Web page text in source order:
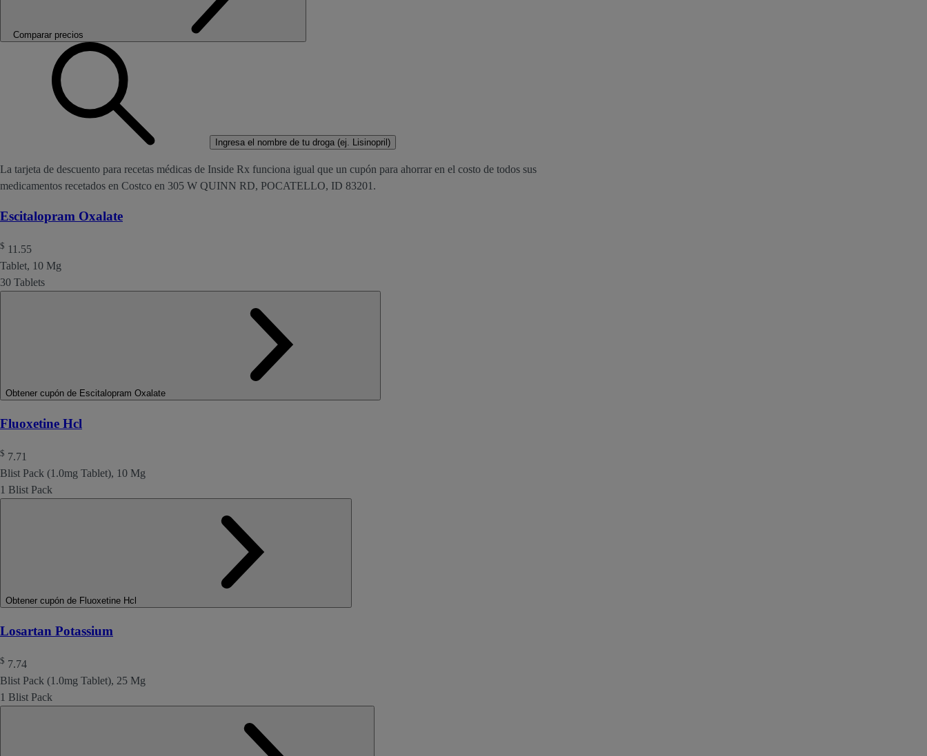
Comparar precios
Ingresa el nombre de tu droga (ej. Lisinopril)
La tarjeta de descuento para recetas médicas de Inside Rx funciona igual que un cupón para ahorrar en el costo de todos sus
medicamentos recetados en Costco en 305 W QUINN RD, POCATELLO, ID 83201.
Escitalopram Oxalate
$ 11.55
Tablet, 10 Mg
30 Tablets
Obtener cupón de Escitalopram Oxalate
Fluoxetine Hcl
$ 7.71
Blist Pack (1.0mg Tablet), 10 Mg
1 Blist Pack
Obtener cupón de Fluoxetine Hcl
Losartan Potassium
$ 7.74
Blist Pack (1.0mg Tablet), 25 Mg
1 Blist Pack